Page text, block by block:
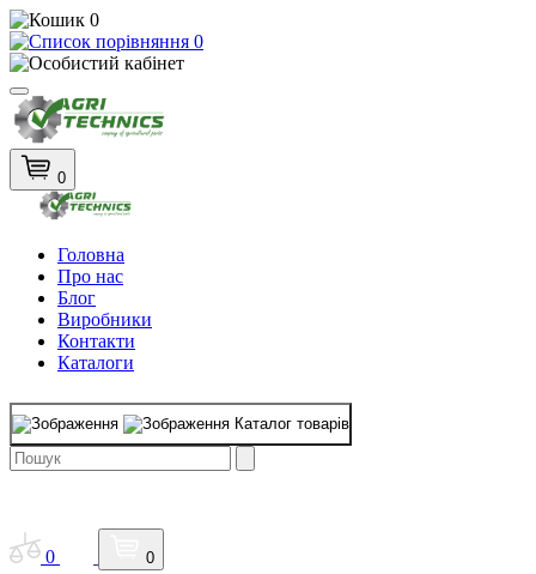
0
0
0
Головна
Про нас
Блог
Виробники
Контакти
Каталоги
Каталог товарів
0 0